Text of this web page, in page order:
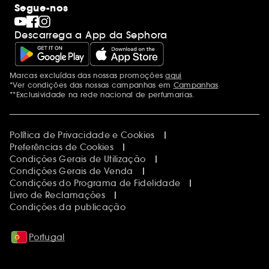
Internacional
Descobrir a Sephora
Código promocional Sephora
Dia dos Namorados
Dia do Pai
Dia da Mãe
Calendários do Advento
Singles' Day
Black Friday
Cyber Monday
Blue Monday
Segue-nos
Descarrega a App da Sephora
Menções adicionais
Marcas excluídas das nossas promoçõesaqui
*Ver condições das nossas campanhas em Campanhas
**Exclusividade na rede nacional de perfumarias.
Política de Privacidade e Cookies
Preferências de Cookies
Condições Gerais de Utilização
Condições Gerais de Venda
Condições do Programa de Fidelidade
Livro de Reclamações
Condições da publicação
Portugal